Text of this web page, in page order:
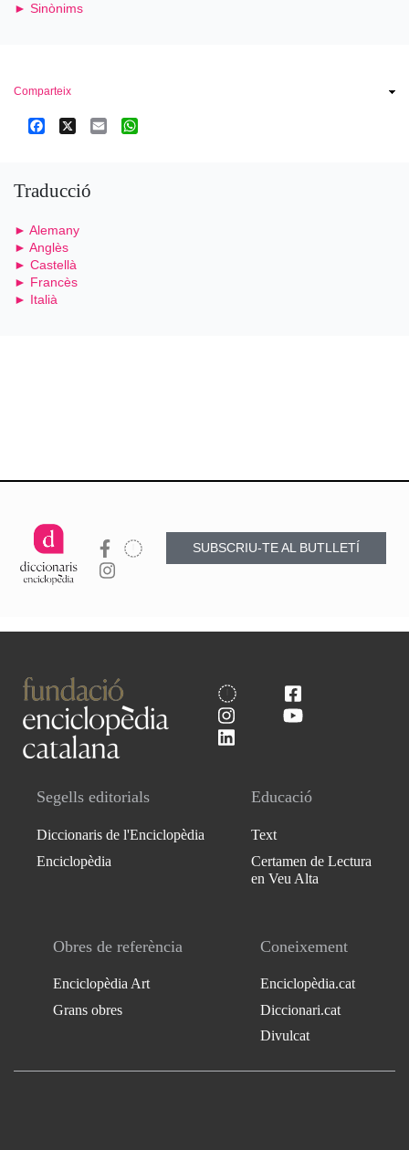
► Sinònims
Comparteix
Facebook Email
Traducció
► Alemany
► Anglès
► Castellà
► Francès
► Italià
SUBSCRIU-TE AL BUTLLETÍ
Segells editorials
Diccionaris de l'Enciclopèdia
Enciclopèdia
Educació
Text
Certamen de Lectura
en Veu Alta
Obres de referència
Enciclopèdia Art
Grans obres
Coneixement
Enciclopèdia.cat
Diccionari.cat
Divulcat